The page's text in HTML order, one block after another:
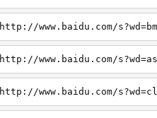
http://www.baidu.com/
http://www.baidu.com/
http://www.baidu.com/